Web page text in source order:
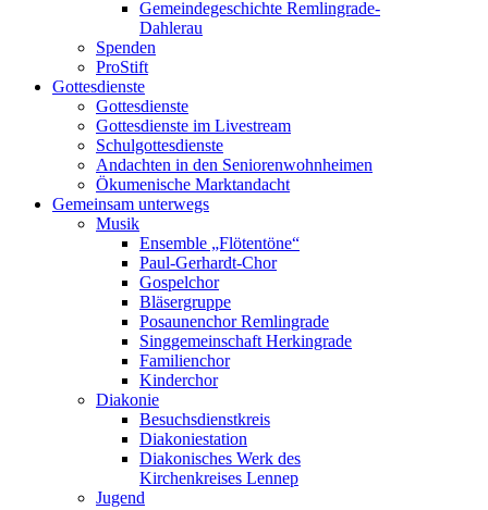
Gemeindegeschichte Remlingrade-
Dahlerau
Spenden
ProStift
Gottesdienste
Gottesdienste
Gottesdienste im Livestream
Schulgottesdienste
Andachten in den Seniorenwohnheimen
Ökumenische Marktandacht
Gemeinsam unterwegs
Musik
Ensemble „Flötentöne“
Paul-Gerhardt-Chor
Gospelchor
Bläsergruppe
Posaunenchor Remlingrade
Singgemeinschaft Herkingrade
Familienchor
Kinderchor
Diakonie
Besuchsdienstkreis
Diakoniestation
Diakonisches Werk des
Kirchenkreises Lennep
Jugend